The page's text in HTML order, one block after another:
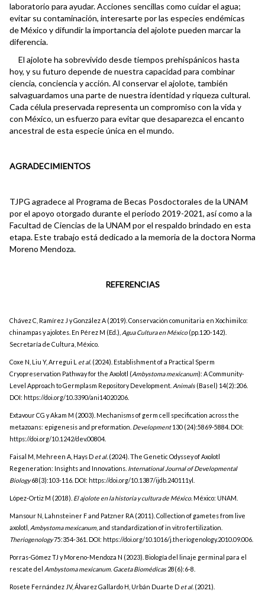
laboratorio para ayudar. Acciones sencillas como cuidar el agua;
evitar su contaminación, interesarte por las especies endémicas
de México y difundir la importancia del ajolote pueden marcar la
diferencia.
El ajolote ha sobrevivido desde tiempos prehispánicos hasta
hoy, y su futuro depende de nuestra capacidad para combinar
ciencia, conciencia y acción. Al conservar el ajolote, también
salvaguardamos una parte de nuestra identidad y riqueza cultural.
Cada célula preservada representa un compromiso con la vida y
con México, un esfuerzo para evitar que desaparezca el encanto
ancestral de esta especie única en el mundo.
AGRADECIMIENTOS
TJPG agradece al Programa de Becas Posdoctorales de la UNAM
por el apoyo otorgado durante el periodo 2019-2021, así como a la
Facultad de Ciencias de la UNAM por el respaldo brindado en esta
etapa. Este trabajo está dedicado a la memoria de la doctora Norma
Moreno Mendoza.
REFERENCIAS
Chávez C, Ramírez J y González A (2019). Conservación comunitaria en Xochimilco:
chinampas y ajolotes. En Pérez M (Ed.), Agua Cultura en México(pp.120-142).
Secretaría de Cultura, México.
Coxe N, Liu Y, Arregui L et al. (2024). Establishment of a Practical Sperm
Cryopreservation Pathway for the Axolotl (Ambystoma mexicanum): A Community-
Level Approach to Germplasm Repository Development. Animals (Basel) 14(2):206.
DOI: https://doi.org/10.3390/ani14020206
Extavour CG y Akam M (2003). Mechanisms of germ cell specification across the
metazoans: epigenesis and preformation. Development130 (24):5869-5884. DOI:
https://doi.org/10.1242/dev.00804.
Faisal M, Mehreen A, Hays D et al. (2024). The Genetic Odyssey of Axolotl
Regeneration: Insights and Innovations. International Journal of Developmental
Biology68(3):103-116. DOI: https://doi.org/10.1387/ijdb.240111yl
López-Ortiz M (2018). El ajolote en la historia y cultura de México. México: UNAM.
Mansour N, Lahnsteiner F and Patzner RA (2011). Collection of gametes from live
axolotl, Ambystoma mexicanum , and standardization of in vitro fertilization.
Theriogenology75:354-361. DOI: https://doi.org/10.1016/j.theriogenology.2010.09.006
Porras-Gómez TJ y Moreno-Mendoza N (2023). Biología del linaje germinal para el
rescate del Ambystoma mexicanum Gaceta Biomédicas 28(6):6-8.
Rosete Fernández JV, Álvarez Gallardo H, Urbán Duarte D et al. (2021).